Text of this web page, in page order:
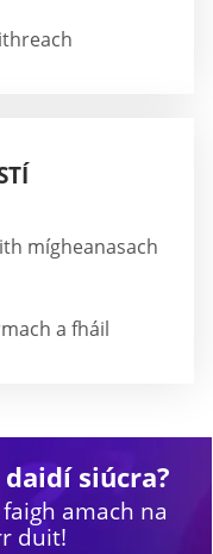
mígheanasach
a fháil
siúcra?
amach na
duit!